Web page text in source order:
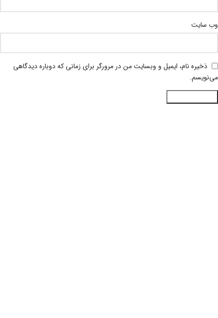
وب‌ سایت
ذخیره نام، ایمیل و وبسایت من در مرورگر برای زمانی که دوباره دیدگاهی
می‌نویسم.